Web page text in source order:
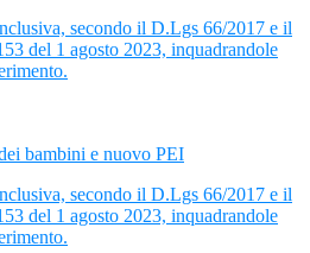
secondo il D.Lgs 66/2017 e il
del 1 agosto 2023, inquadrandole
bambini e nuovo PEI
secondo il D.Lgs 66/2017 e il
del 1 agosto 2023, inquadrandole